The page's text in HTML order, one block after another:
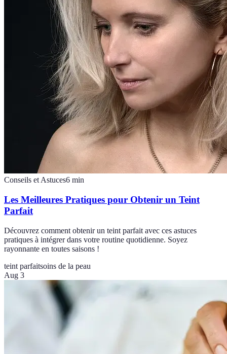
Conseils et Astuces6 min
Les Meilleures Pratiques pour Obtenir un Teint
Parfait
Découvrez comment obtenir un teint parfait avec ces astuces
pratiques à intégrer dans votre routine quotidienne. Soyez
rayonnante en toutes saisons !
teint parfaitsoins de la peau
Aug 3